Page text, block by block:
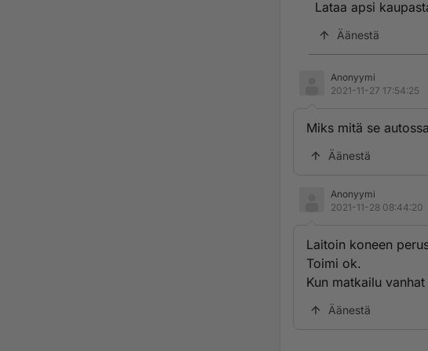
Lataa apsi
Äänestä
Anonyymi
2021-11-27 17:54:25
Miks mitä se autossa
Äänestä
Anonyymi
2021-11-28 08:44:20
Laitoin koneen
Toimi ok.
Kun matkailu
Äänestä